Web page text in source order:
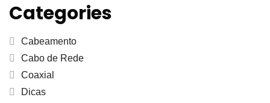
Categories
Cabeamento
Cabo de Rede
Coaxial
Dicas